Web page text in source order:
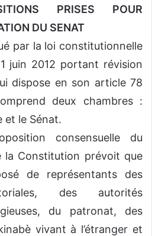
PRISES POUR
DU SENAT
par la loi constitutionnelle
juin 2012 portant révision
dispose en son article 78
deux chambres :
et le Sénat.
consensuelle du
la Constitution prévoit que
de représentants des
des autorités
du patronat, des
vivant à l’étranger et